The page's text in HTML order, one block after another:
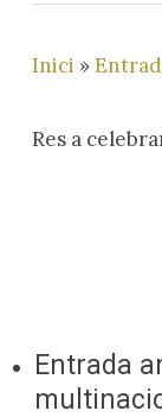
Inici »
Res a
Entrada